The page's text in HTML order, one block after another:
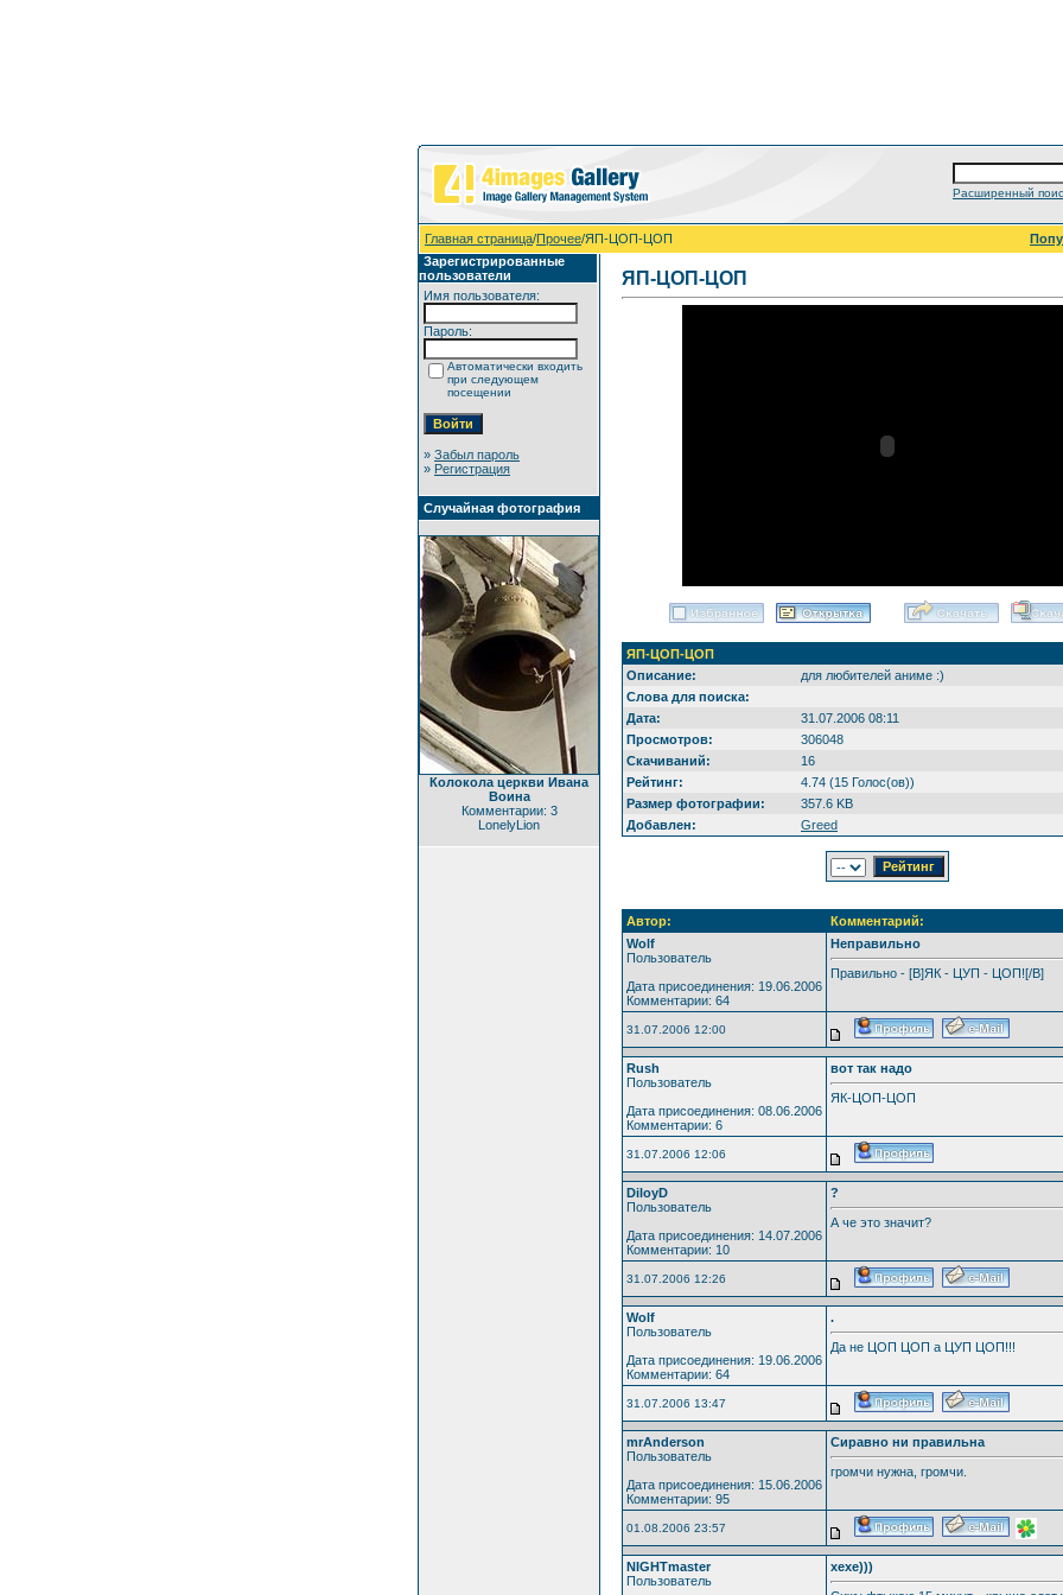
Расширенный
Главная страница/Прочее/ЯП-ЦОП-ЦОП
Зарегистрированные
пользователи
Имя пользователя:
Пароль:
Автоматически входить
при следующем
посещении
» Забыл пароль
» Регистрация
Случайная фотография
Колокола церкви Ивана
Воина
Комментарии: 3
LonelyLion
ЯП-ЦОП-ЦОП
ЯП-ЦОП-ЦОП
Описание:
для любителей аниме :)
Слова для поиска:
Дата:
31.07.2006 08:11
Просмотров:
306048
Скачиваний:
16
Рейтинг:
4.74 (15 Голос(ов))
Размер фотографии:
357.6 KB
Добавлен:
Greed
Автор:
Комментарий:
Wolf
Пользователь
Дата присоединения: 19.06.2006
Комментарии: 64
Неправильно
Правильно - [B]ЯК - ЦУП - ЦОП![/B]
31.07.2006 12:00
Rush
Пользователь
Дата присоединения: 08.06.2006
Комментарии: 6
вот так надо
ЯК-ЦОП-ЦОП
31.07.2006 12:06
DiloyD
Пользователь
Дата присоединения: 14.07.2006
Комментарии: 10
?
А че это значит?
31.07.2006 12:26
Wolf
Пользователь
Дата присоединения: 19.06.2006
Комментарии: 64
.
Да не ЦОП ЦОП а ЦУП ЦОП!!!
31.07.2006 13:47
mrAnderson
Пользователь
Дата присоединения: 15.06.2006
Комментарии: 95
Сиравно ни правильна
громчи нужна, громчи.
01.08.2006 23:57
NIGHTmaster
Пользователь
хехе)))